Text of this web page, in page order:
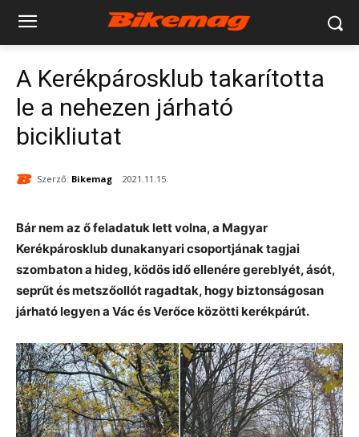
A Kerékpárosklub takarította
le a nehezen járható
bicikliutat
Szerző: Bikemag 2021.11.15.
Bár nem az ő feladatuk lett volna, a Magyar
Kerékpárosklub dunakanyari csoportjának tagjai
szombaton a hideg, ködös idő ellenére gereblyét, ásót,
seprűt és metszőollót ragadtak, hogy biztonságosan
járható legyen a Vác és Verőce közötti kerékpárút.